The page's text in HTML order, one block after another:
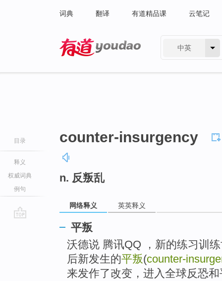
词典 翻译 有道精品课 云笔记
中英
目录
释义
权威词典
例句
counter-insurgency
n. 反叛乱
网络释义 英英释义
平叛
沃德说 腾讯QQ ，新的练习训
后新发生的平叛(counter-
来发作了改变，进入全球反恐